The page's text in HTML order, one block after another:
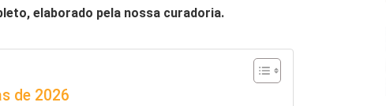
elaborado pela nossa curadoria.
de 2026